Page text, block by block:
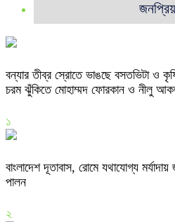
বন্যার তীব্র স্রোতে ভাঙছে বসতভিটা ও
চরম ঝুঁকিতে মোহাম্মদ ফোরকান ও নীলু
১
বাংলাদেশ দূতাবাস, রোমে যথাযোগ্য
পালন
২